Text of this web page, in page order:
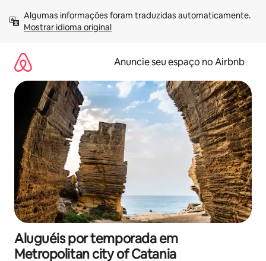
para
Mostrar idioma original
Anuncie seu espaço no Airbnb
Aluguéis por temporada em
Metropolitan city of Catania